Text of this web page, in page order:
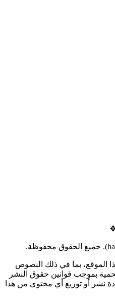
الموقع، بما في ذلك النصوص
بموجب قوانين حقوق النشر
نشر أو توزيع أي محتوى من هذا